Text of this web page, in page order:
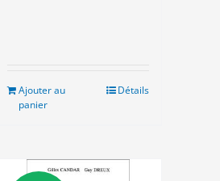
Ajouter au
panier
Détails